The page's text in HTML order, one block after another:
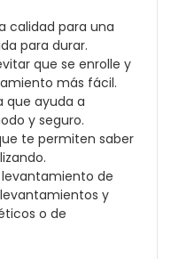
calidad para una
para durar.
que se enrolle y
más fácil.
que ayuda a
y seguro.
te permiten saber
de
y
o de